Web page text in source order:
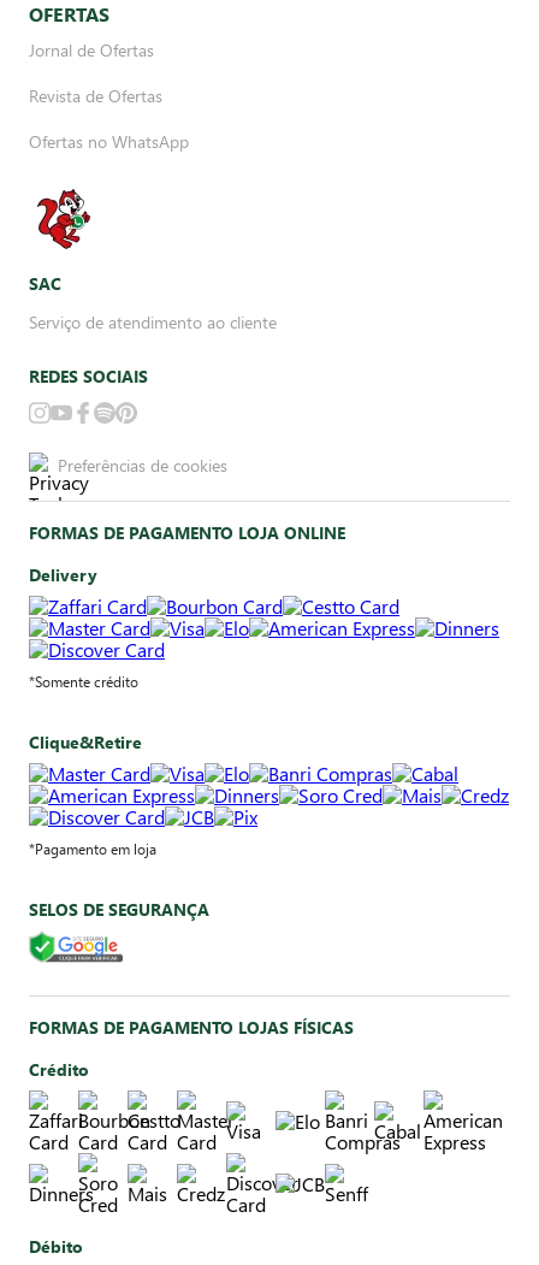
OFERTAS
Jornal de Ofertas
Revista de Ofertas
Ofertas no WhatsApp
SAC
Serviço de atendimento ao cliente
REDES SOCIAIS
Preferências de cookies
FORMAS DE PAGAMENTO LOJA ONLINE
Delivery
*Somente crédito
Clique&Retire
*Pagamento em loja
SELOS DE SEGURANÇA
FORMAS DE PAGAMENTO LOJAS FÍSICAS
Crédito
Débito